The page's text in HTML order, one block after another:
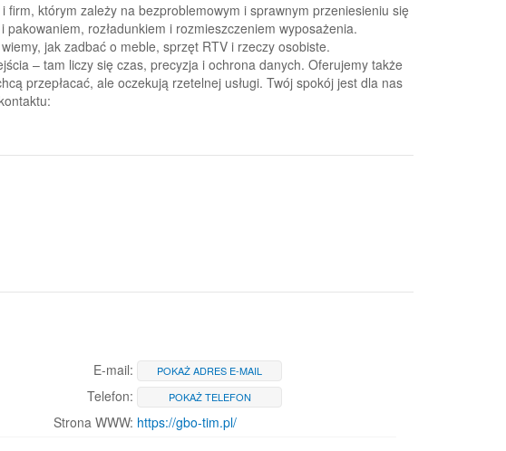
którym zależy na bezproblemowym i sprawnym przeniesieniu się
rozładunkiem i rozmieszczeniem wyposażenia.
jak zadbać o meble, sprzęt RTV i rzeczy osobiste.
– tam liczy się czas, precyzja i ochrona danych. Oferujemy także
przepłacać, ale oczekują rzetelnej usługi. Twój spokój jest dla nas
E-mail: POKAŻ ADRES E-MAIL
Telefon: POKAŻ TELEFON
Strona WWW: https://gbo-tim.pl/